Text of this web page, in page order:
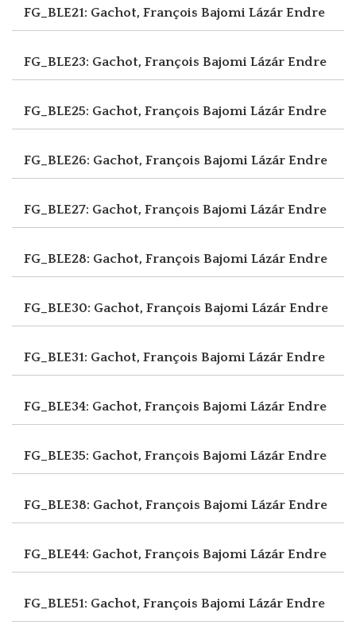
FG_BLE21: Gachot, François Bajomi Lázár Endre
FG_BLE23: Gachot, François Bajomi Lázár Endre
FG_BLE25: Gachot, François Bajomi Lázár Endre
FG_BLE26: Gachot, François Bajomi Lázár Endre
FG_BLE27: Gachot, François Bajomi Lázár Endre
FG_BLE28: Gachot, François Bajomi Lázár Endre
FG_BLE30: Gachot, François Bajomi Lázár Endre
FG_BLE31: Gachot, François Bajomi Lázár Endre
FG_BLE34: Gachot, François Bajomi Lázár Endre
FG_BLE35: Gachot, François Bajomi Lázár Endre
FG_BLE38: Gachot, François Bajomi Lázár Endre
FG_BLE44: Gachot, François Bajomi Lázár Endre
FG_BLE51: Gachot, François Bajomi Lázár Endre